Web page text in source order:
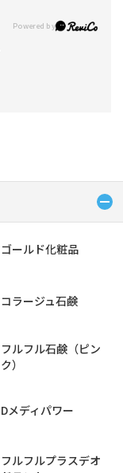
ゴールド化粧品
コラージュ石鹸
フルフル石鹸（ピン
ク）
Dメディパワー
フルフルプラスデオ